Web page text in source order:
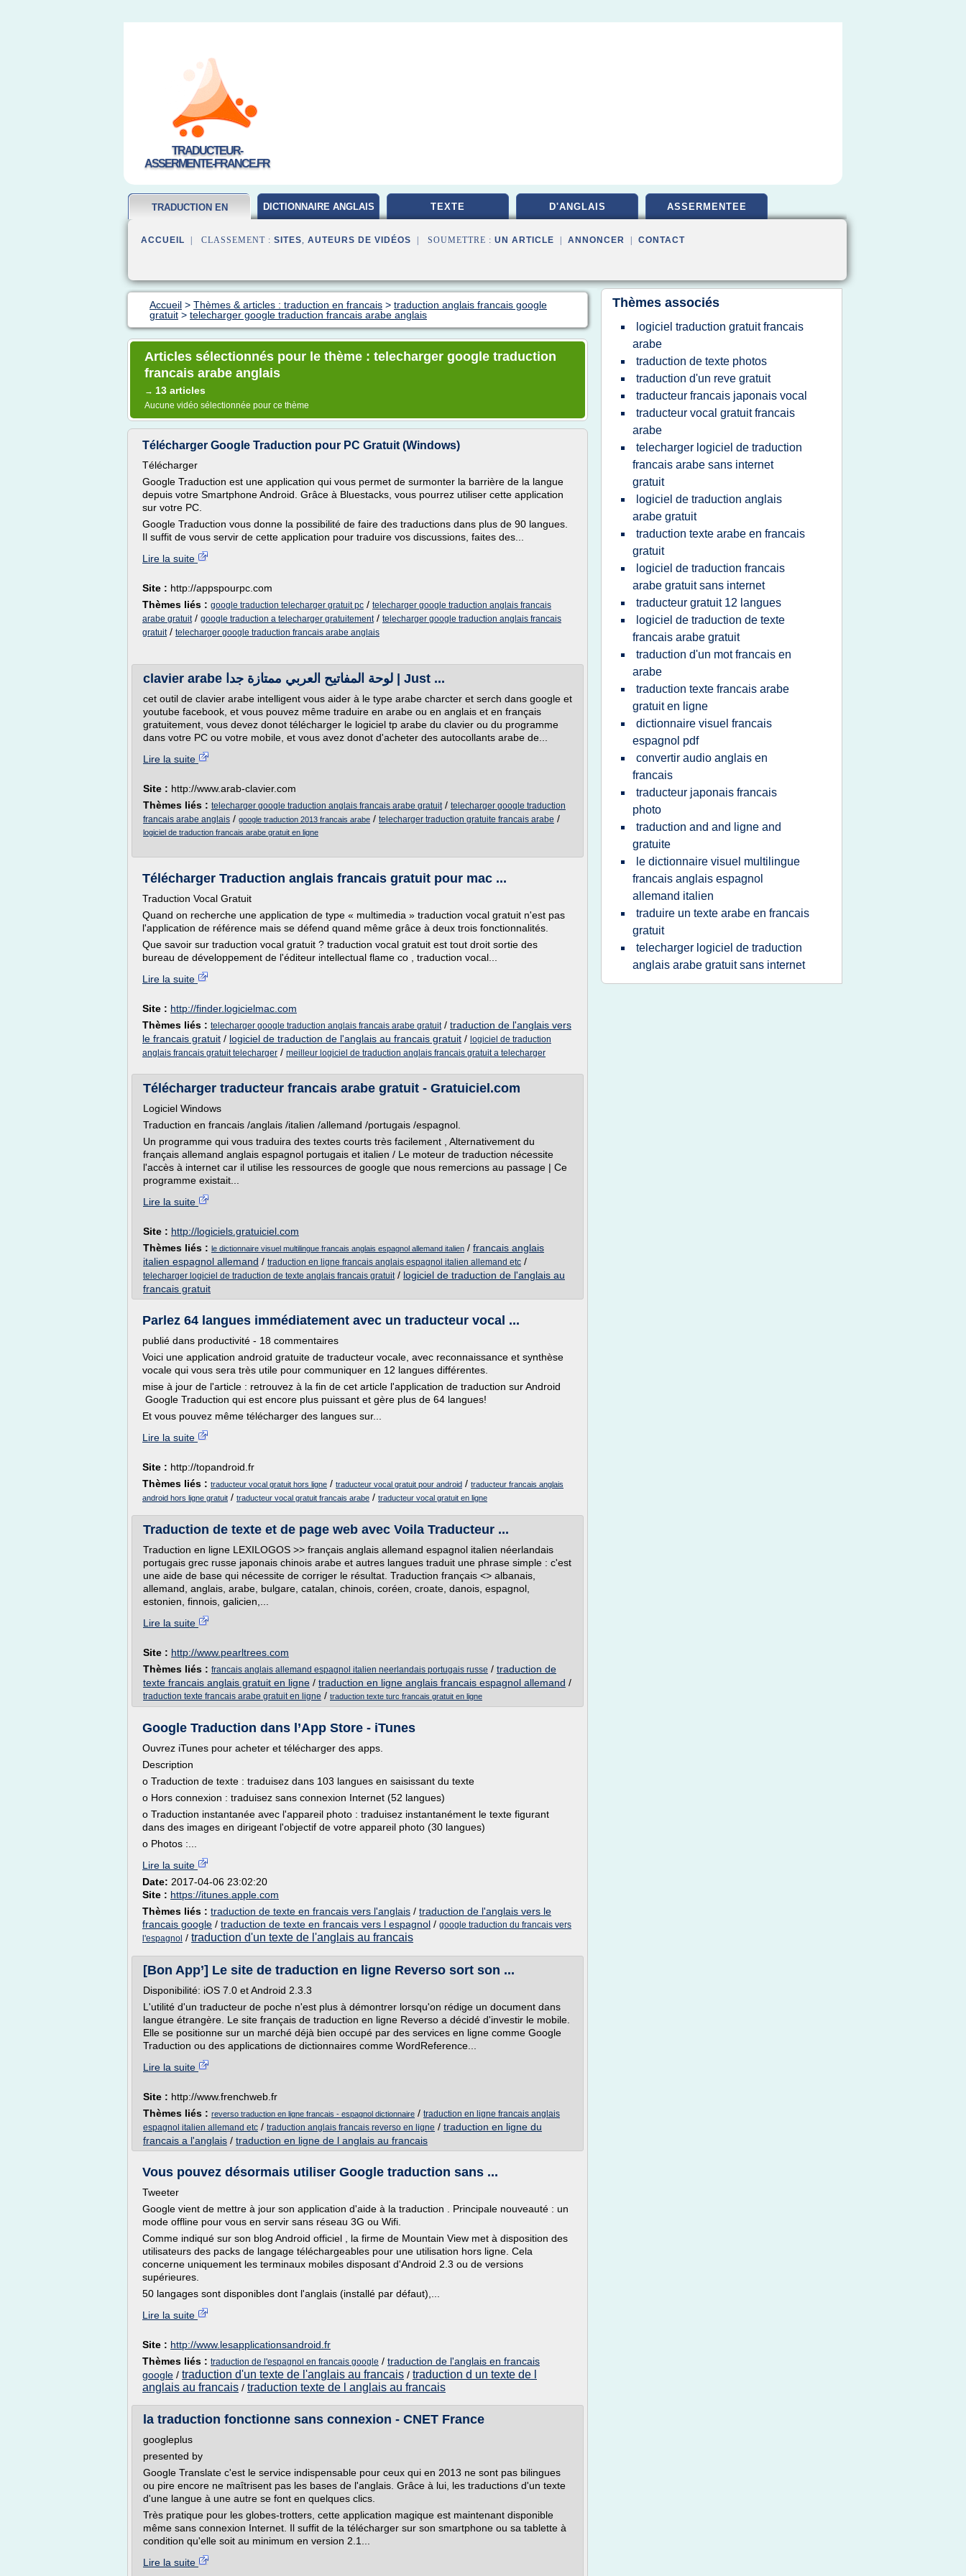
TRADUCTEUR-
ASSERMENTE-FRANCE.FR
TRADUCTION EN DICTIONNAIRE ANGLAIS TEXTE D'ANGLAIS ASSERMENTEE
ACCUEIL | CLASSEMENT : SITES, AUTEURS DE VIDÉOS | SOUMETTRE : UN ARTICLE ANNONCER CONTACT
Accueil > Thèmes & articles : traduction en francais > traduction anglais francais google
gratuit > telecharger google traduction francais arabe anglais
Articles sélectionnés pour le thème : telecharger google traduction
francais arabe anglais
→ 13 articles
Aucune vidéo sélectionnée pour ce thème
Télécharger Google Traduction pour PC Gratuit (Windows)
Télécharger
Google Traduction est une application qui vous permet de surmonter la barrière de la langue
depuis votre Smartphone Android. Grâce à Bluestacks, vous pourrez utiliser cette application
sur votre PC.
Google Traduction vous donne la possibilité de faire des traductions dans plus de 90 langues.
Il suffit de vous servir de cette application pour traduire vos discussions, faites des...
Lire la suite
Site : http://appspourpc.com
Thèmes liés : google traduction telecharger gratuit pc / telecharger google traduction anglais francais
arabe gratuit/ google traduction a telecharger gratuitement/ telecharger google traduction anglais francais
gratuit/ telecharger google traduction francais arabe anglais
clavier arabe لوحة المفاتيح العربي ممتازة جدا | Just ...
cet outil de clavier arabe intelligent vous aider à le type arabe charcter et serch dans google et
youtube facebook, et vous pouvez même traduire en arabe ou en anglais et en français
gratuitement, vous devez donot télécharger le logiciel tp arabe du clavier ou du programme
dans votre PC ou votre mobile, et vous avez donot d'acheter des autocollants arabe de...
Lire la suite
Site : http://www.arab-clavier.com
Thèmes liés : telecharger google traduction anglais francais arabe gratuit/ telecharger google traduction
francais arabe anglais / google traduction 2013 francais arabe / telecharger traduction gratuite francais arabe /
logiciel de traduction francais arabe gratuit en ligne
Télécharger Traduction anglais francais gratuit pour mac ...
Traduction Vocal Gratuit
Quand on recherche une application de type « multimedia » traduction vocal gratuit n'est pas
l'application de référence mais se défend quand même grâce à deux trois fonctionnalités.
Que savoir sur traduction vocal gratuit ? traduction vocal gratuit est tout droit sortie des
bureau de développement de l'éditeur intellectual flame co , traduction vocal...
Lire la suite
Site : http://finder.logicielmac.com
Thèmes liés : telecharger google traduction anglais francais arabe gratuit/ traduction de l'anglais vers
le francais gratuit / logiciel de traduction de l'anglais au francais gratuit / logiciel de traduction
anglais francais gratuit telecharger / meilleur logiciel de traduction anglais francais gratuit a telecharger
Télécharger traducteur francais arabe gratuit - Gratuiciel.com
Logiciel Windows
Traduction en francais /anglais /italien /allemand /portugais /espagnol.
Un programme qui vous traduira des textes courts très facilement , Alternativement du
français allemand anglais espagnol portugais et italien / Le moteur de traduction nécessite
l'accès à internet car il utilise les ressources de google que nous remercions au passage | Ce
programme existait...
Lire la suite
Site : http://logiciels.gratuiciel.com
Thèmes liés : le dictionnaire visuel multilingue francais anglais espagnol allemand italien / francais anglais
italien espagnol allemand / traduction en ligne francais anglais espagnol italien allemand etc /
telecharger logiciel de traduction de texte anglais francais gratuit/ logiciel de traduction de l'anglais au
francais gratuit
Parlez 64 langues immédiatement avec un traducteur vocal ...
publié dans productivité - 18 commentaires
Voici une application android gratuite de traducteur vocale, avec reconnaissance et synthèse
vocale qui vous sera très utile pour communiquer en 12 langues différentes.
mise à jour de l'article : retrouvez à la fin de cet article l'application de traduction sur Android
Google Traduction qui est encore plus puissant et gère plus de 64 langues!
Et vous pouvez même télécharger des langues sur...
Lire la suite
Site : http://topandroid.fr
Thèmes liés : traducteur vocal gratuit hors ligne / traducteur vocal gratuit pour android / traducteur francais anglais
android hors ligne gratuit / traducteur vocal gratuit francais arabe / traducteur vocal gratuit en ligne
Traduction de texte et de page web avec Voila Traducteur ...
Traduction en ligne LEXILOGOS >> français anglais allemand espagnol italien néerlandais
portugais grec russe japonais chinois arabe et autres langues traduit une phrase simple : c'est
une aide de base qui nécessite de corriger le résultat. Traduction français <> albanais,
allemand, anglais, arabe, bulgare, catalan, chinois, coréen, croate, danois, espagnol,
estonien, finnois, galicien,...
Lire la suite
Site : http://www.pearltrees.com
Thèmes liés : francais anglais allemand espagnol italien neerlandais portugais russe / traduction de
texte francais anglais gratuit en ligne / traduction en ligne anglais francais espagnol allemand /
traduction texte francais arabe gratuit en ligne / traduction texte turc francais gratuit en ligne
Google Traduction dans l’App Store - iTunes
Ouvrez iTunes pour acheter et télécharger des apps.
Description
o Traduction de texte : traduisez dans 103 langues en saisissant du texte
o Hors connexion : traduisez sans connexion Internet (52 langues)
o Traduction instantanée avec l'appareil photo : traduisez instantanément le texte figurant
dans des images en dirigeant l'objectif de votre appareil photo (30 langues)
o Photos :...
Lire la suite
Date: 2017-04-06 23:02:20
Site : https://itunes.apple.com
Thèmes liés : traduction de texte en francais vers l'anglais / traduction de l'anglais vers le
francais google / traduction de texte en francais vers l espagnol / google traduction du francais vers
l'espagnol / traduction d'un texte de l'anglais au francais
[Bon App’] Le site de traduction en ligne Reverso sort son ...
Disponibilité: iOS 7.0 et Android 2.3.3
L'utilité d'un traducteur de poche n'est plus à démontrer lorsqu'on rédige un document dans
langue étrangère. Le site français de traduction en ligne Reverso a décidé d'investir le mobile.
Elle se positionne sur un marché déjà bien occupé par des services en ligne comme Google
Traduction ou des applications de dictionnaires comme WordReference...
Lire la suite
Site : http://www.frenchweb.fr
Thèmes liés : reverso traduction en ligne francais - espagnol dictionnaire / traduction en ligne francais anglais
espagnol italien allemand etc / traduction anglais francais reverso en ligne / traduction en ligne du
francais a l'anglais / traduction en ligne de l anglais au francais
Vous pouvez désormais utiliser Google traduction sans ...
Tweeter
Google vient de mettre à jour son application d'aide à la traduction . Principale nouveauté : un
mode offline pour vous en servir sans réseau 3G ou Wifi.
Comme indiqué sur son blog Android officiel , la firme de Mountain View met à disposition des
utilisateurs des packs de langage téléchargeables pour une utilisation hors ligne. Cela
concerne uniquement les terminaux mobiles disposant d'Android 2.3 ou de versions
supérieures.
50 langages sont disponibles dont l'anglais (installé par défaut),...
Lire la suite
Site : http://www.lesapplicationsandroid.fr
Thèmes liés : traduction de l'espagnol en francais google / traduction de l'anglais en francais
google / traduction d'un texte de l'anglais au francais / traduction d un texte de l
anglais au francais / traduction texte de l anglais au francais
la traduction fonctionne sans connexion - CNET France
googleplus
presented by
Google Translate c'est le service indispensable pour ceux qui en 2013 ne sont pas bilingues
ou pire encore ne maîtrisent pas les bases de l'anglais. Grâce à lui, les traductions d'un texte
d'une langue à une autre se font en quelques clics.
Très pratique pour les globes-trotters, cette application magique est maintenant disponible
même sans connexion Internet. Il suffit de la télécharger sur son smartphone ou sa tablette à
condition qu'elle soit au minimum en version 2.1...
Lire la suite
Thèmes associés
logiciel traduction gratuit francais
arabe
traduction de texte photos
traduction d'un reve gratuit
traducteur francais japonais vocal
traducteur vocal gratuit francais
arabe
telecharger logiciel de traduction
francais arabe sans internet
gratuit
logiciel de traduction anglais
arabe gratuit
traduction texte arabe en francais
gratuit
logiciel de traduction francais
arabe gratuit sans internet
traducteur gratuit 12 langues
logiciel de traduction de texte
francais arabe gratuit
traduction d'un mot francais en
arabe
traduction texte francais arabe
gratuit en ligne
dictionnaire visuel francais
espagnol pdf
convertir audio anglais en
francais
traducteur japonais francais
photo
traduction and and ligne and
gratuite
le dictionnaire visuel multilingue
francais anglais espagnol
allemand italien
traduire un texte arabe en francais
gratuit
telecharger logiciel de traduction
anglais arabe gratuit sans internet